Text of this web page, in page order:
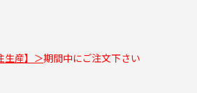
生産】＞期間中にご注文下さい